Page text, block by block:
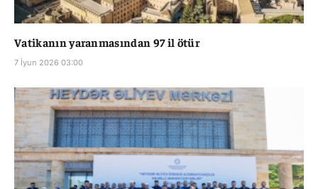
Vatikanın yaranmasından 97 il ötür
7 İyun 2026 03:00